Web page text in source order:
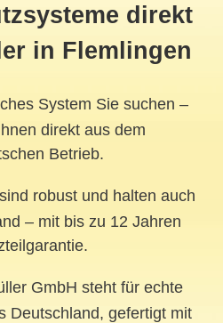
direkt
in Flemlingen
System Sie suchen –
direkt aus dem
Betrieb.
robust und halten auch
– mit bis zu 12 Jahren
GmbH steht für echte
Deutschland, gefertigt mit